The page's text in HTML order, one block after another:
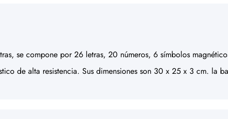
se compone por 26 letras, 20 números, 6 símbolos
de alta resistencia. Sus dimensiones son 30 x 25 x 3 cm. la